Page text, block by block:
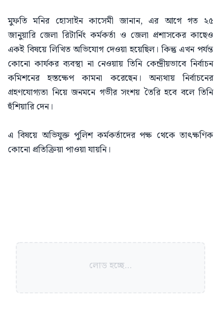
মুফতি মনির হোসাইন কাসেমী জানান, এর আগে গত ২৫
জানুয়ারি জেলা রিটার্নিং কর্মকর্তা ও জেলা প্রশাসকের কাছেও
একই বিষয়ে লিখিত অভিযোগ দেওয়া হয়েছিল। কিন্তু এখন পর্যন্ত
কোনো কার্যকর ব্যবস্থা না নেওয়ায় তিনি কেন্দ্রীয়ভাবে নির্বাচন
কমিশনের হস্তক্ষেপ কামনা করেছেন। অন্যথায় নির্বাচনের
গ্রহণযোগ্যতা নিয়ে জনমনে গভীর সংশয় তৈরি হবে বলে তিনি
হুঁশিয়ারি দেন।
এ বিষয়ে অভিযুক্ত পুলিশ কর্মকর্তাদের পক্ষ থেকে তাৎক্ষণিক
কোনো প্রতিক্রিয়া পাওয়া যায়নি।
লোড হচ্ছে...